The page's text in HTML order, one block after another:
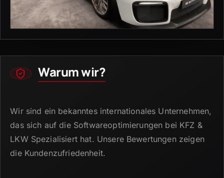
Warum wir?
Wir sind ein bekanntes internationales Unternehmen,
das sich auf die Softwareoptimierungen bei KFZ &
LKW Spezialisiert hat. Unsere Bewertungen zeigen
die Kundenzufriedenheit.